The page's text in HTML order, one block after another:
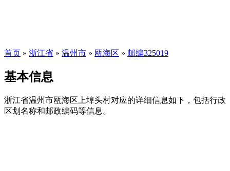
首页 » 浙江省 » 温州市 » 瓯海区 » 邮编325019
基本信息
浙江省温州市瓯海区上埠头村对应的详细信息如下，包括行政
区划名称和邮政编码等信息。